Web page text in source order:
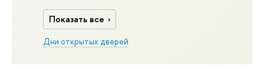
Показать все
Дни открытых дверей